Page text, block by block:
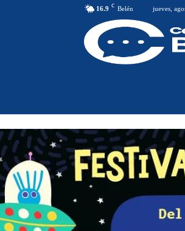
16.9 C Belén jueves,